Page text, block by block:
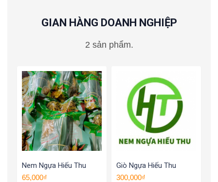
GIAN HÀNG DOANH NGHIỆP
2 sản phẩm.
Nem Ngựa Hiếu Thu
65,000₫
Giò Ngựa Hiếu Thu
300,000₫